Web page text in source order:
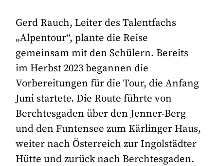
Gerd Rauch, Leiter des Talentfachs
„Alpentour“, plante die Reise
gemeinsam mit den Schülern. Bereits
im Herbst 2023 begannen die
Vorbereitungen für die Tour, die Anfang
Juni startete. Die Route führte von
Berchtesgaden über den Jenner-Berg
und den Funtensee zum Kärlinger Haus,
weiter nach Österreich zur Ingolstädter
Hütte und zurück nach Berchtesgaden.